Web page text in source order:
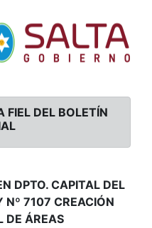
FIEL DEL BOLETÍN
DPTO. CAPITAL DEL
Nº 7107 CREACIÓN
DE ÁREAS